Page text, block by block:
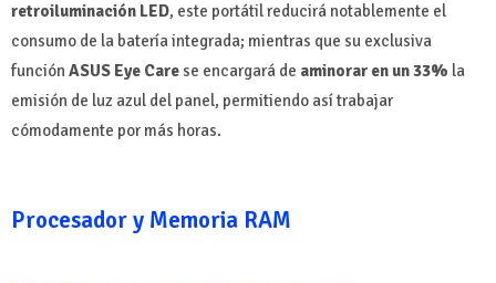
retroiluminación LED, este portátil reducirá notablemente el
consumo de la batería integrada; mientras que su exclusiva
función ASUS Eye Care se encargará de aminorar en un 33% la
emisión de luz azul del panel, permitiendo así trabajar
cómodamente por más horas.
Procesador y Memoria RAM